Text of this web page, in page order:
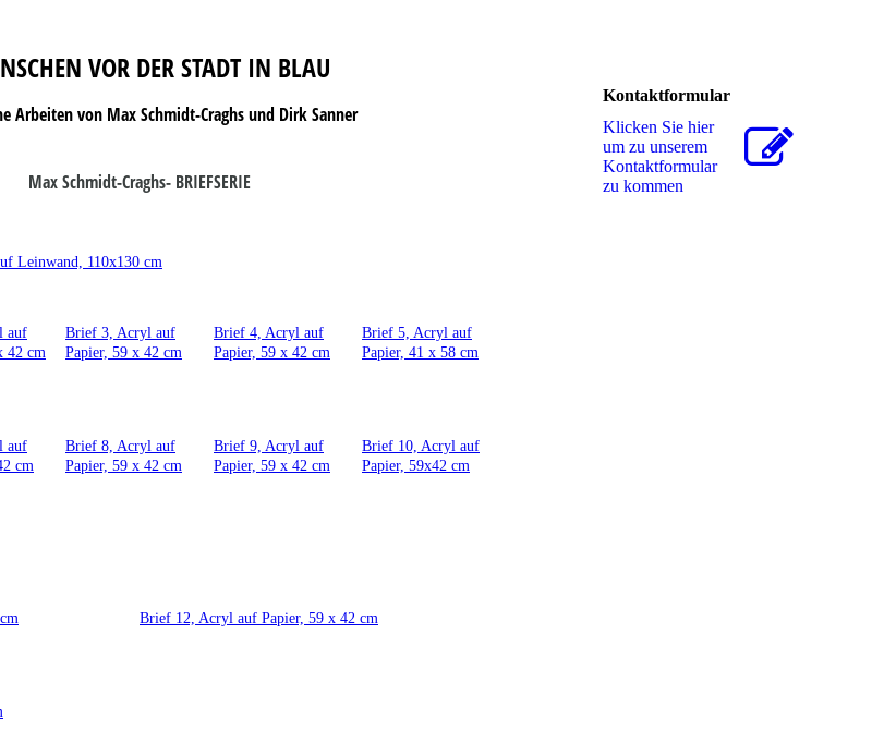
VOR DER STADT IN BLAU
Arbeiten von Max Schmidt-Craghs und Dirk Sanner
Max Schmidt-Craghs- BRIEFSERIE
Leinwand, 110x130 cm
auf
42 cm
Brief 3, Acryl auf
Papier, 59 x 42 cm
Brief 4, Acryl auf
Papier, 59 x 42 cm
Brief 5, Acryl auf
Papier, 41 x 58 cm
auf
cm
Brief 8, Acryl auf
Papier, 59 x 42 cm
Brief 9, Acryl auf
Papier, 59 x 42 cm
Brief 10, Acryl auf
Papier, 59x42 cm
Brief 12, Acryl auf Papier, 59 x 42 cm
Kontaktformular
Klicken Sie hier
um zu unserem
Kon­takt­for­mu­lar
zu kommen